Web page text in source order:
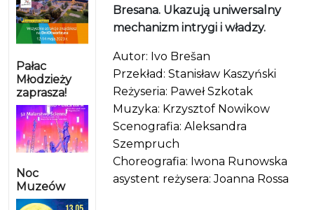
Pałac
Młodzieży
zaprasza!
Noc
Muzeów
Bresana. Ukazują uniwersalny
mechanizm intrygi i władzy.
Autor: Ivo Brešan
Przekład: Stanisław Kaszyński
Reżyseria: Paweł Szkotak
Muzyka: Krzysztof Nowikow
Scenografia: Aleksandra
Szempruch
Choreografia: Iwona Runowska
asystent reżysera: Joanna Rossa